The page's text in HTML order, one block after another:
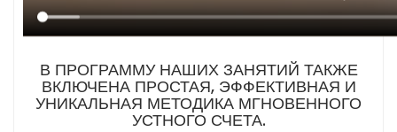
В ПРОГРАММУ НАШИХ ЗАНЯТИЙ ТАКЖЕ
ВКЛЮЧЕНА ПРОСТАЯ, ЭФФЕКТИВНАЯ И
УНИКАЛЬНАЯ МЕТОДИКА МГНОВЕННОГО
УСТНОГО СЧЕТА.